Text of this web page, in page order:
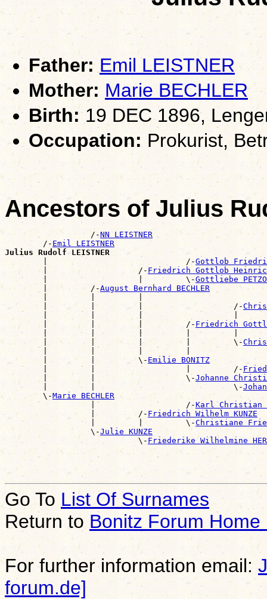
Father: Emil LEISTNER
Mother: Marie BECHLER
Birth:19 DEC 1896,
Occupation: Prokurist,
Ancestors of Julius
                  /-
NN LEISTNER
        /-
Emil LEISTNER
Julius Rudolf LEISTNER
|                             /-Gottlob
        |                   /-
Friedrich Gottlob Heinrich
        |                   |         \-
Gottliebe
        |         /-
August Bernhard BECHLER
        |         |         |                   /-
        |         |         |         /-
Friedrich
|         |         |         |         |
        |         |         |         |         \-
        |         |         \-
Emilie BONITZ
        |         |                   |         /-
        |         |                   \-
Johanne
        |         |                             \-
        \-
Marie BECHLER
                  |                   /-
Karl Christian
                  |         /-
Friedrich Wilhelm KUNZE
                  |         |         \-
Christiane
                  \-
Julie KUNZE
                            \-
Friederike Wilhelmine
Go To List Of Surnames
Return to Bonitz Forum Home
For further information email:
forum.de]